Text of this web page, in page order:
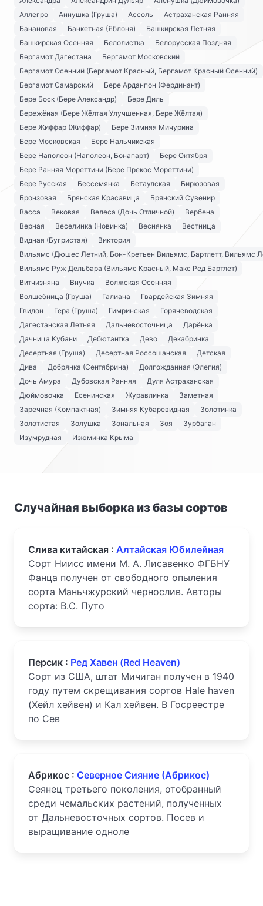
Аллегро
Аннушка (Груша) Ассоль
Астраханская Ранняя
Банановая
Банкетная (Яблоня)
Башкирская Летняя
Башкирская Осенняя
Белолистка
Белорусская Поздняя
Бергамот Дагестана
Бергамот Московский
Бергамот Осенний (Бергамот Красный, Бергамот Красный Осенний)
Бергамот Самарский
Бере Арданпон (Фердинант)
Бере Боск (Бере Александр)
Бере Диль
Бережёная (Бере Жёлтая Улучшенная, Бере Жёлтая)
Бере Жиффар (Жиффар)
Бере Зимняя Мичурина
Бере Московская
Бере Нальчикская
Бере Наполеон (Наполеон, Бонапарт)
Бере Октября
Бере Ранняя Мореттини (Бере Прекос Мореттини)
Бере Русская
Бессемянка Бетаулская
Бирюзовая
Бронзовая
Брянская Красавица
Брянский Сувенир
Васса
Вековая Велеса (Дочь Отличной)
Вербена
Верная
Веселинка (Новинка) Веснянка
Вестница
Видная (Бугристая)
Виктория
Вильямс (Дюшес Летний, Бон-Кретьен Вильямс, Бартлетт, Вильямс
Вильямс Руж Дельбара (Вильямс Красный, Макс Ред Бартлет)
Витчизняна
Внучка
Волжская Осенняя
Волшебница (Груша)
Галиана
Гвардейская Зимняя
Гвидон
Гера (Груша) Гимринская
Горячеводская
Дагестанская Летняя
Дальневосточница
Дарёнка
Дачница Кубани
Дебютантка Дево
Декабринка
Десертная (Груша)
Десертная Россошанская
Детская
Дива
Добрянка (Сентябрина)
Долгожданная (Элегия)
Дочь Амура
Дубовская Ранняя
Дуля Астраханская
Дюймовочка
Есенинская Журавлинка
Заметная
Заречная (Компактная)
Зимняя Кубаревидная
Золотинка
Золотистая
Золушка Зональная Зоя
Зурбаган
Изумрудная
Изюминка Крыма
Случайная выборка из базы сортов
Слива китайская : Алтайская Юбилейная
Сорт Ниисс имени М. А. Лисавенко ФГБНУ
Фанца получен от свободного опыления
сорта Маньчжурский чернослив. Авторы
сорта: В.С. Путо
Персик : Ред Хавен (Red Heaven)
Сорт из США, штат Мичиган получен в 1940
году путем скрещивания сортов Hale haven
(Хейл хейвен) и Кал хейвен. В Госреестре
по Сев
Абрикос : Северное Сияние (Абрикос)
Сеянец третьего поколения, отобранный
среди чемальских растений, полученных
от Дальневосточных сортов. Посев и
выращивание одноле